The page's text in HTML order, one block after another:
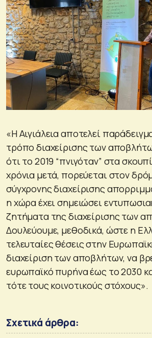
«Η Αιγιάλεια αποτελεί
τρόπο διαχείρισης των
ότι το 2019 “πνιγόταν” στα
χρόνια μετά, πορεύεται στον
σύγχρονης διαχείρισης
η χώρα έχει σημειώσει
ζητήματα της διαχείρισης των
Δουλεύουμε, μεθοδικά, ώστε η
τελευταίες θέσεις στην
διαχείριση των αποβλήτων, να
ευρωπαϊκό πυρήνα έως το 2030
τότε τους κοινοτικούς στόχους».
Σχετικά άρθρα: